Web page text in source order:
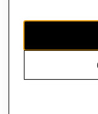
El contenido de esta